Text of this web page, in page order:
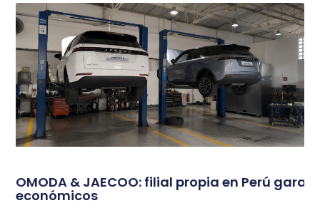
OMODA & JAECOO: filial propia en Perú
económicos